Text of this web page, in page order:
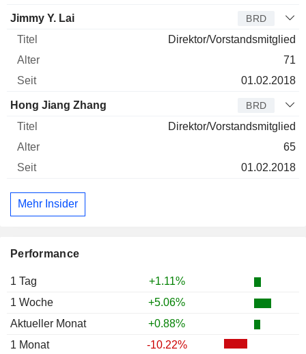
Performance
1 Tag
+1.11%
1 Woche
+5.06%
Aktueller Monat
+0.88%
1 Monat
-10.22%
Jimmy Y. Lai BRD
Direktor/Vorstandsmitglied
71
01.02.2018
Hong Jiang Zhang BRD
Direktor/Vorstandsmitglied
65
01.02.2018
Mehr Insider